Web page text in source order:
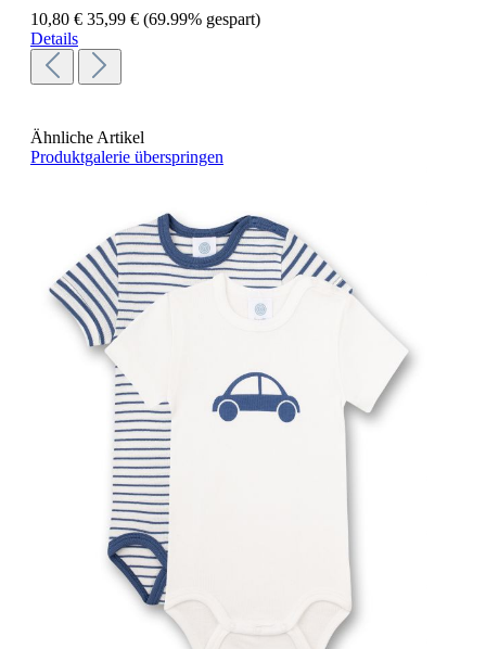
10,80 € 35,99 € (69.99% gespart)
Details
Ähnliche Artikel
Produktgalerie überspringen